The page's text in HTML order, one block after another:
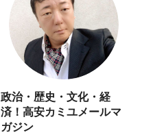
政治・歴史・文化・経
済！高安カミユメールマ
ガジン